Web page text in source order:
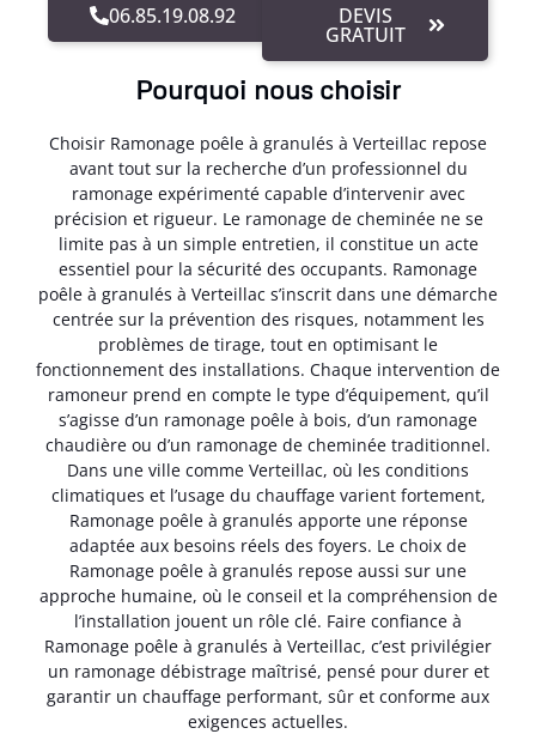
06.85.19.08.92 DEVIS
GRATUIT
Pourquoi nous choisir
Choisir Ramonage poêle à granulés à Verteillac repose
avant tout sur la recherche d’un professionnel du
ramonage expérimenté capable d’intervenir avec
précision et rigueur. Le ramonage de cheminée ne se
limite pas à un simple entretien, il constitue un acte
essentiel pour la sécurité des occupants. Ramonage
poêle à granulés à Verteillac s’inscrit dans une démarche
centrée sur la prévention des risques, notamment les
problèmes de tirage, tout en optimisant le
fonctionnement des installations. Chaque intervention de
ramoneur prend en compte le type d’équipement, qu’il
s’agisse d’un ramonage poêle à bois, d’un ramonage
chaudière ou d’un ramonage de cheminée traditionnel.
Dans une ville comme Verteillac, où les conditions
climatiques et l’usage du chauffage varient fortement,
Ramonage poêle à granulés apporte une réponse
adaptée aux besoins réels des foyers. Le choix de
Ramonage poêle à granulés repose aussi sur une
approche humaine, où le conseil et la compréhension de
l’installation jouent un rôle clé. Faire confiance à
Ramonage poêle à granulés à Verteillac, c’est privilégier
un ramonage débistrage maîtrisé, pensé pour durer et
garantir un chauffage performant, sûr et conforme aux
exigences actuelles.